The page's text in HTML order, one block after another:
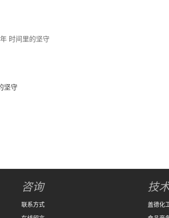
时间里的坚守
坚守
咨询
联系方式
技
盖德化